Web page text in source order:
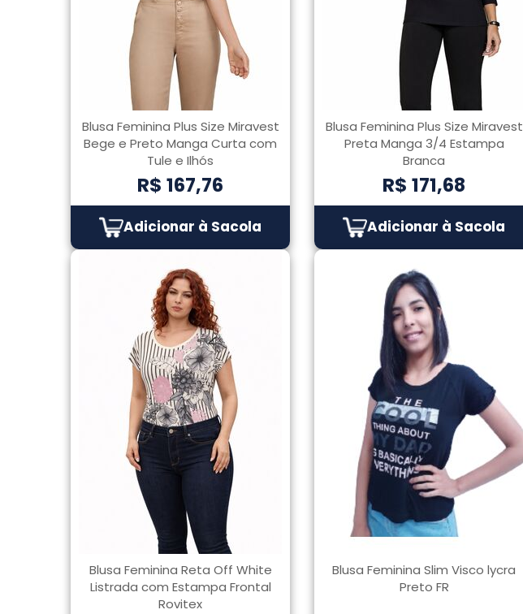
Blusa Feminina Plus Size Miravest
Bege e Preto Manga Curta com
Tule e Ilhós
R$ 167,76
Adicionar à Sacola
Blusa Feminina Plus Size Miravest
Preta Manga 3/4 Estampa
Branca
R$ 171,68
Adicionar à Sacola
Blusa Feminina Reta Off White
Listrada com Estampa Frontal
Rovitex
Blusa Feminina Slim Visco lycra
Preto FR